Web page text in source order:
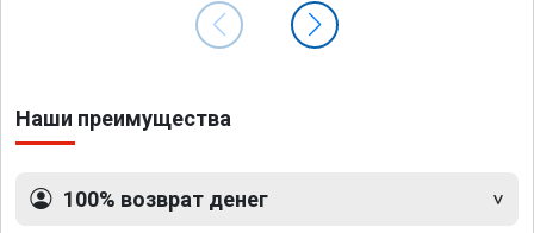
Наши преимущества
100% возврат денег